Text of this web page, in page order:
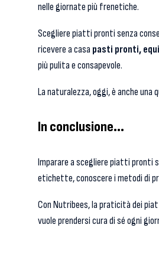
nelle giornate più frenetiche.
Scegliere piatti pronti senza
ricevere a casa pasti pronti,
più pulita e consapevole.
La naturalezza, oggi, è anche una
In conclusione...
Imparare a scegliere piatti pronti
etichette, conoscere i metodi di
Con Nutribees, la praticità dei
vuole prendersi cura di sé ogni